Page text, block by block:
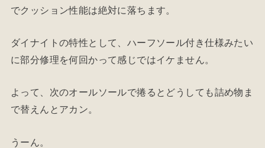
でクッション性能は絶対に落ちます。
ダイナイトの特性として、ハーフソール付き仕様みたい
に部分修理を何回かって感じではイケません。
よって、次のオールソールで捲るとどうしても詰め物ま
で替えんとアカン。
うーん。